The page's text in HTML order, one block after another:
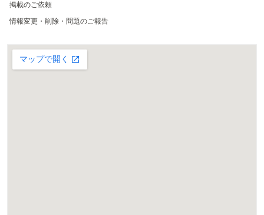
掲載のご依頼
情報変更・削除・問題のご報告